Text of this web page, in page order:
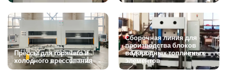
Прессы для горячего и
холодного прессования
Сборочная линия для
производства блоков
водородных топливных
элементов